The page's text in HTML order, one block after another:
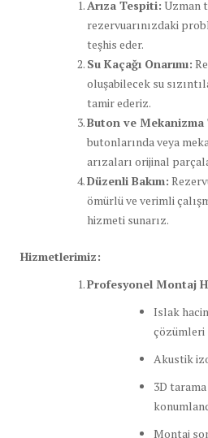
Arıza Tespiti: Uzman
rezervuarınızdaki
teşhis eder.
Su Kaçağı Onarımı:
oluşabilecek su
tamir ederiz.
Buton ve Mekanizma
butonlarında veya
arızaları orijinal
Düzenli Bakım:
ömürlü ve verimli
hizmeti sunarız.
Hizmetlerimiz:
Profesyonel Montaj
Islak
çözümleri
Akustik
3D
Montaj